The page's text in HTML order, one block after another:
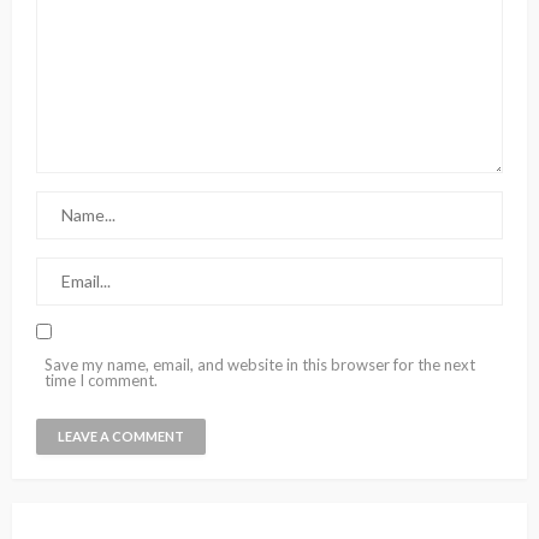
Save my name, email, and website in this browser for the next
time I comment.